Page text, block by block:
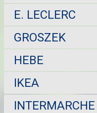
E. LECLERC
GROSZEK
HEBE
IKEA
INTERMARCHE